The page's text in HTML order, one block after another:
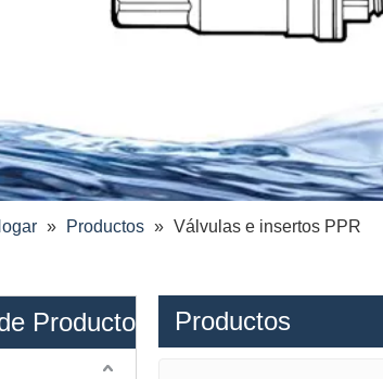
» Productos » Válvulas e insertos PPR
Producto Productos